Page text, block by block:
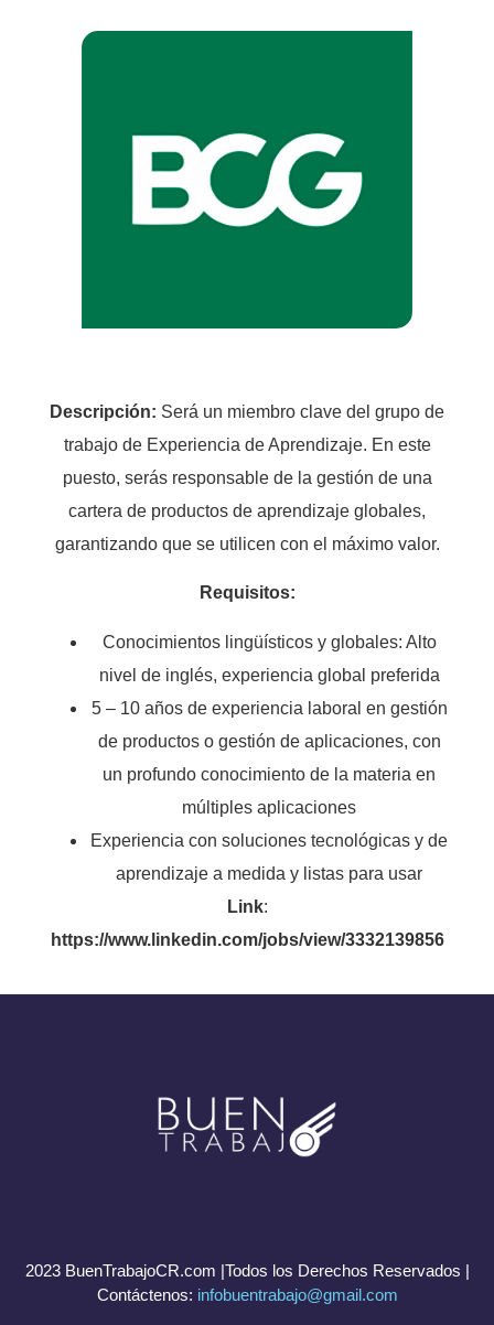
Descripción: Será un miembro clave del grupo de
trabajo de Experiencia de Aprendizaje. En este
puesto, serás responsable de la gestión de una
cartera de productos de aprendizaje globales,
garantizando que se utilicen con el máximo valor.
Requisitos:
Conocimientos lingüísticos y globales: Alto
nivel de inglés, experiencia global preferida
5 – 10 años de experiencia laboral en gestión
de productos o gestión de aplicaciones, con
un profundo conocimiento de la materia en
múltiples aplicaciones
Experiencia con soluciones tecnológicas y de
aprendizaje a medida y listas para usar
Link:
https://www.linkedin.com/jobs/view/3332139856
2023 BuenTrabajoCR.com |Todos los Derechos Reservados |
Contáctenos: infobuentrabajo@gmail.com